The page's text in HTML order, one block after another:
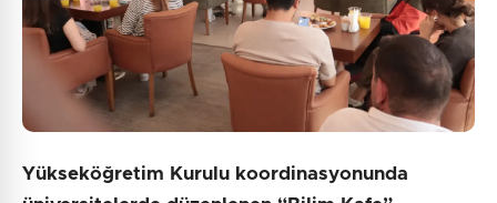
Yükseköğretim Kurulu koordinasyonunda